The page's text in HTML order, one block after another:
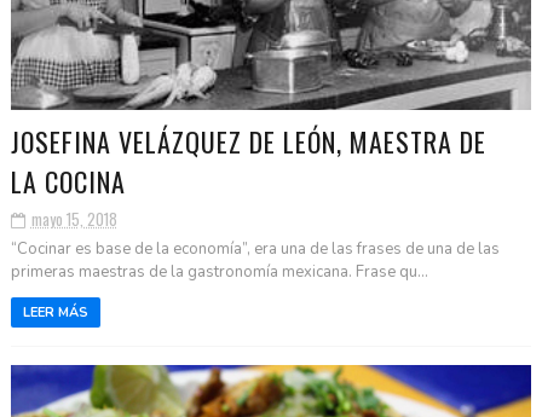
JOSEFINA VELÁZQUEZ DE LEÓN, MAESTRA DE
LA COCINA
mayo 15, 2018
“Cocinar es base de la economía”, era una de las frases de una de las
primeras maestras de la gastronomía mexicana. Frase qu...
LEER MÁS